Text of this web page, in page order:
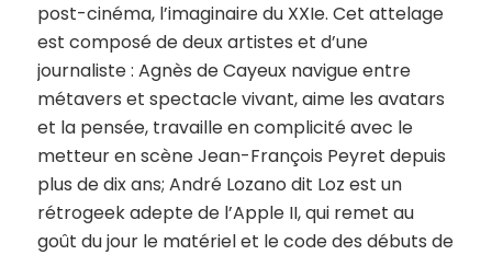
post-cinéma, l’imaginaire du XXIe. Cet attelage
est composé de deux artistes et d’une
journaliste : Agnès de Cayeux navigue entre
métavers et spectacle vivant, aime les avatars
et la pensée, travaille en complicité avec le
metteur en scène Jean-François Peyret depuis
plus de dix ans; André Lozano dit Loz est un
rétrogeek adepte de l’Apple II, qui remet au
goût du jour le matériel et le code des débuts de